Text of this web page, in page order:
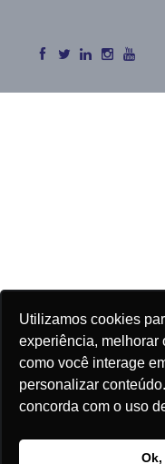
Utilizamos cookies
experiência, melhorar
como você interage
personalizar
concorda com o uso